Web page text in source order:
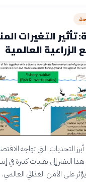
التغيرات
العالمية
التحديات التي تواجه
التغير إلى تقلبات كبيرة في
على الأمن الغذائي العالمي.